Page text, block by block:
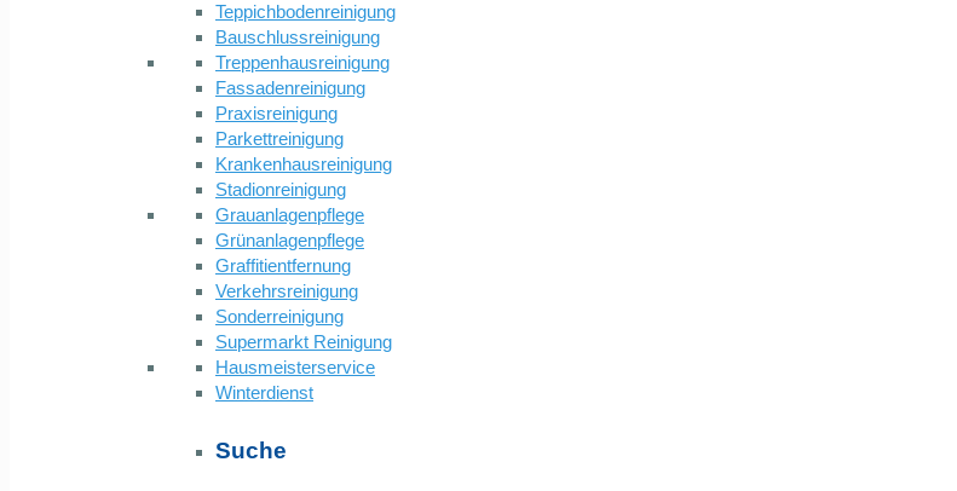
Teppichbodenreinigung
Bauschlussreinigung
Treppenhausreinigung
Fassadenreinigung
Praxisreinigung
Parkettreinigung
Krankenhausreinigung
Stadionreinigung
Grauanlagenpflege
Grünanlagenpflege
Graffitientfernung
Verkehrsreinigung
Sonderreinigung
Supermarkt Reinigung
Hausmeisterservice
Winterdienst
Suche